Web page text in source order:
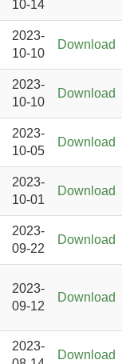
10-14
2023-
10-10
Download
2023-
10-10
Download
2023-
10-05
Download
2023-
10-01
Download
2023-
09-22
Download
2023-
09-12
Download
2023-
Download